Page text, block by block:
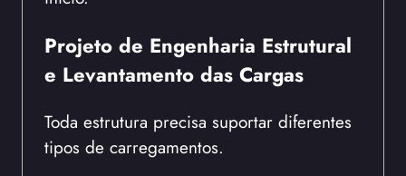
Projeto de Engenharia Estrutural
e Levantamento das Cargas
Toda estrutura precisa suportar diferentes
tipos de carregamentos.